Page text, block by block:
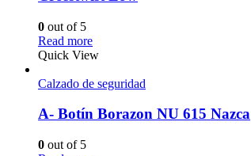
0 out of 5
Read more
Quick View
Calzado de seguridad
A- Botín Borazon NU 615 Nazca
0 out of 5